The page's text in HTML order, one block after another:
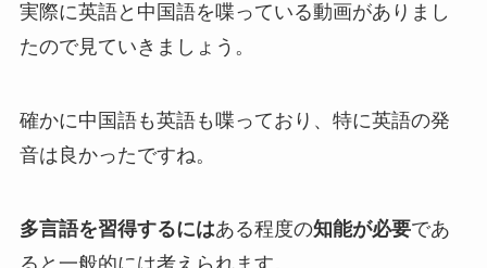
実際に英語と中国語を喋っている動画がありまし
たので見ていきましょう。
確かに中国語も英語も喋っており、特に英語の発
音は良かったですね。
多言語を習得するにはある程度の知能が必要であ